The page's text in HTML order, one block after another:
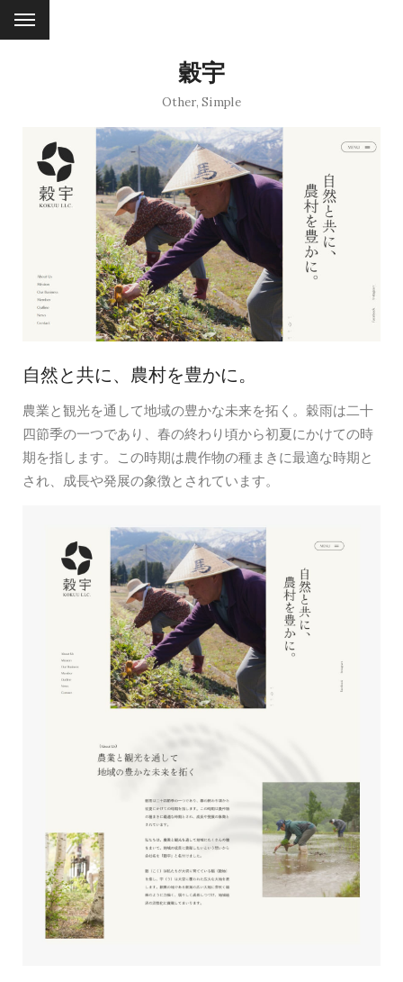
穀宇
Other,Simple
自然と共に、農村を豊かに。
農業と観光を通して地域の豊かな未来を拓く。穀雨は二十
四節季の一つであり、春の終わり頃から初夏にかけての時
期を指します。この時期は農作物の種まきに最適な時期と
され、成長や発展の象徴とされています。